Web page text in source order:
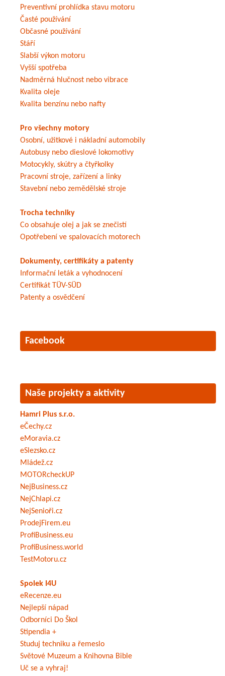
Preventivní prohlídka stavu motoru
Časté používání
Občasné používání
Stáří
Slabší výkon motoru
Vyšší spotřeba
Nadměrná hlučnost nebo vibrace
Kvalita oleje
Kvalita benzínu nebo nafty
Pro všechny motory
Osobní, užitkové i nákladní automobily
Autobusy nebo dieslové lokomotivy
Motocykly, skútry a čtyřkolky
Pracovní stroje, zařízení a linky
Stavební nebo zemědělské stroje
Trocha techniky
Co obsahuje olej a jak se znečistí
Opotřebení ve spalovacích motorech
Dokumenty, certifikáty a patenty
Informační leták a vyhodnocení
Certifikát TÜV-SÜD
Patenty a osvědčení
Facebook
Naše projekty a aktivity
Hamri Plus s.r.o.
eČechy.cz
eMoravia.cz
eSlezsko.cz
Mládež.cz
MOTORcheckUP
NejBusiness.cz
NejChlapi.cz
NejSenioři.cz
ProdejFirem.eu
ProfiBusiness.eu
ProfiBusiness.world
TestMotoru.cz
Spolek I4U
eRecenze.eu
Nejlepší nápad
Odborníci Do Škol
Stipendia +
Studuj techniku a řemeslo
Světové Muzeum a Knihovna Bible
Uč se a vyhraj!